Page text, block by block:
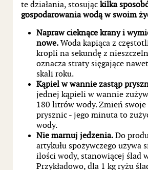
te działania, stosując kilka
gospodarowania wodą w swoim
Napraw cieknące krany i
nowe. Woda kapiąca z
kropli na sekundę z
oznacza straty sięgające
skali roku.
Kąpiel w wannie zastąp
jednej kąpieli w wannie
180 litrów wody. Zmień
prysznic - jego minuta to
wody.
Nie marnuj jedzenia. Do
artykułu spożywczego używa
ilości wody, stanowiącej ślad
Przykładowo, dla 1 kg ryżu